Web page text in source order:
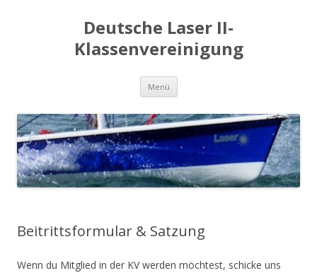
Deutsche Laser II-
Klassenvereinigung
Menü Zum
springen
Beitrittsformular & Satzung
Wenn du Mitglied in der KV werden möchtest, schicke uns